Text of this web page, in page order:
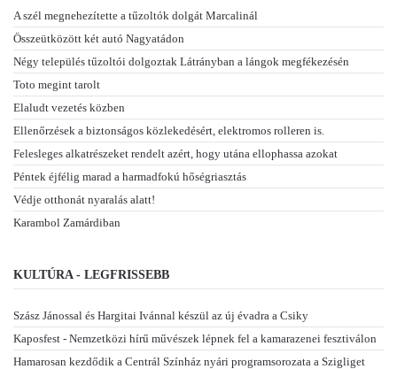
A szél megnehezítette a tűzoltók dolgát Marcalinál
Összeütközött két autó Nagyatádon
Négy település tűzoltói dolgoztak Látrányban a lángok megfékezésén
Toto megint tarolt
Elaludt vezetés közben
Ellenőrzések a biztonságos közlekedésért, elektromos rolleren is.
Felesleges alkatrészeket rendelt azért, hogy utána ellophassa azokat
Péntek éjfélig marad a harmadfokú hőségriasztás
Védje otthonát nyaralás alatt!
Karambol Zamárdiban
KULTÚRA - LEGFRISSEBB
Szász Jánossal és Hargitai Ivánnal készül az új évadra a Csiky
Kaposfest - Nemzetközi hírű művészek lépnek fel a kamarazenei fesztiválon
Hamarosan kezdődik a Centrál Színház nyári programsorozata a Szigliget